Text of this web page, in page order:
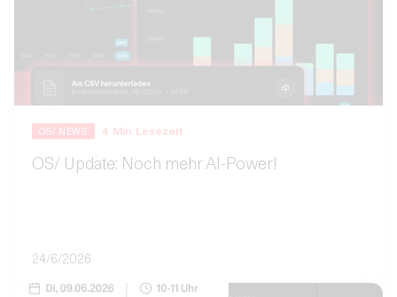
OS/ NEWS 4 Min. Lesezeit
OS/ Update: Noch mehr AI-Power!
24/6/2026